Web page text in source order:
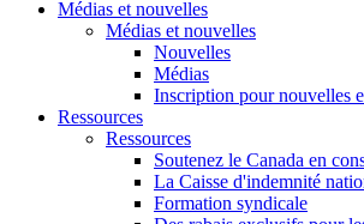
Médias et nouvelles
Médias et nouvelles
Nouvelles
Médias
Inscription pour nouvelles
Ressources
Ressources
Soutenez le Canada en
La Caisse d'indemnité
Formation syndicale